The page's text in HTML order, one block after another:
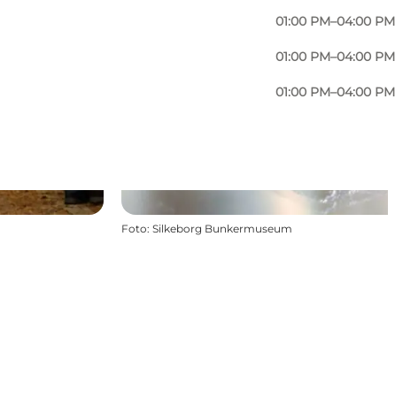
01:00 PM–04:00 PM
01:00 PM–04:00 PM
01:00 PM–04:00 PM
Foto: Silkeborg Bunkermuseum